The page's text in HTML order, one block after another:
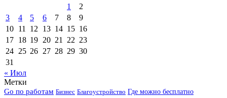
1
2
3
4 5 6 7 8
9
10 11 12 13 14 15 16
17 18 19 20 21 22 23
24 25 26 27 28 29 30
31
« Июл
Метки
Go по работам Бизнес Благоустройство Где можно бесплатно